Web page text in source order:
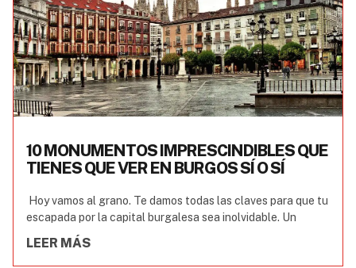
10 MONUMENTOS IMPRESCINDIBLES QUE
TIENES QUE VER EN BURGOS SÍ O SÍ
Hoy vamos al grano. Te damos todas las claves para que tu
escapada por la capital burgalesa sea inolvidable. Un
LEER MÁS